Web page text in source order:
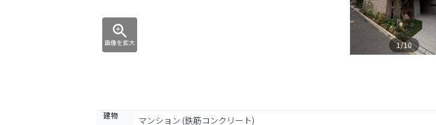
画像を拡大 1/10
建物 マンション (鉄筋コンクリート)